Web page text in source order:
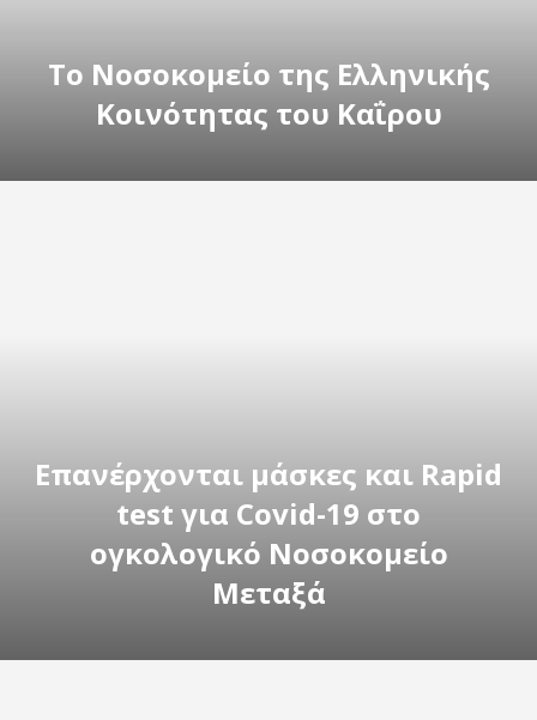
Το Νοσοκομείο της Ελληνικής
Κοινότητας του Καΐρου
Επανέρχονται μάσκες και Rapid
test για Covid-19 στο
ογκολογικό Νοσοκομείο
Μεταξά